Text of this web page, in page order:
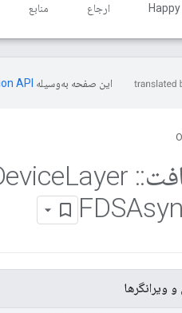
Happy ارجاع
منابع
این صفحه به‌وسیله
::
Layer
ویرانگرها